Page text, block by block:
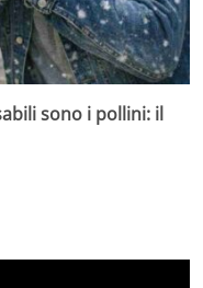
sono i pollini: il